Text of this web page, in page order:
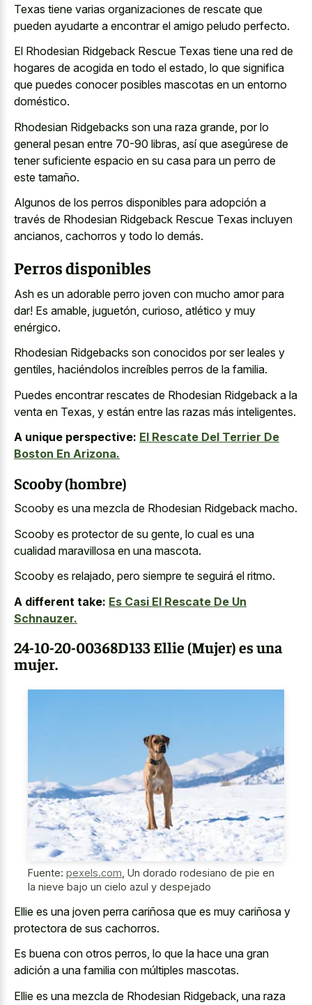
Texas tiene varias organizaciones de rescate que
pueden ayudarte a encontrar el amigo peludo perfecto.
El Rhodesian Ridgeback Rescue Texas tiene una red de
hogares de acogida en todo el estado, lo que significa
que puedes conocer posibles mascotas en un entorno
doméstico.
Rhodesian Ridgebacks son una raza grande, por lo
general pesan entre 70-90 libras, así que asegúrese de
tener suficiente espacio en su casa para un perro de
este tamaño.
Algunos de los perros disponibles para adopción a
través de Rhodesian Ridgeback Rescue Texas incluyen
ancianos, cachorros y todo lo demás.
Perros disponibles
Ash es un adorable perro joven con mucho amor para
dar! Es amable, juguetón, curioso, atlético y muy
enérgico.
Rhodesian Ridgebacks son conocidos por ser leales y
gentiles, haciéndolos increíbles perros de la familia.
Puedes encontrar rescates de Rhodesian Ridgeback a la
venta en Texas, y están entre las razas más inteligentes.
A unique perspective: El Rescate Del Terrier De
Boston En Arizona.
Scooby (hombre)
Scooby es una mezcla de Rhodesian Ridgeback macho.
Scooby es protector de su gente, lo cual es una
cualidad maravillosa en una mascota.
Scooby es relajado, pero siempre te seguirá el ritmo.
A different take: Es Casi El Rescate De Un
Schnauzer.
24-10-20-00368D133 Ellie (Mujer) es una
mujer.
Fuente: pexels.com, Un dorado rodesiano de pie en
la nieve bajo un cielo azul y despejado
Ellie es una joven perra cariñosa que es muy cariñosa y
protectora de sus cachorros.
Es buena con otros perros, lo que la hace una gran
adición a una familia con múltiples mascotas.
Ellie es una mezcla de Rhodesian Ridgeback, una raza